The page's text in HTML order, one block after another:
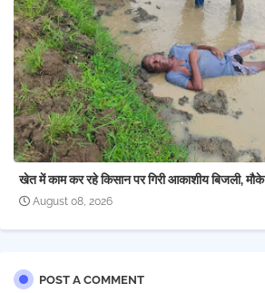
खेत में काम कर रहे किसान पर गिरी आकाशीय बिजली, मौके
August 08, 2026
POST A COMMENT